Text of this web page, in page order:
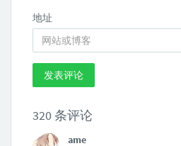
地址
发表评论
320 条评论
ame